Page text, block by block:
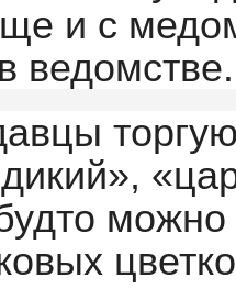
и с
ведомстве.